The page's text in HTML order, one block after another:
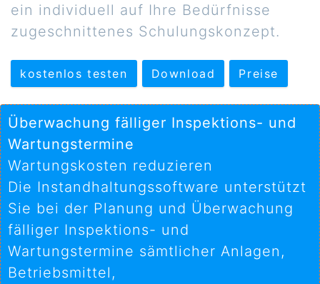
ein individuell auf Ihre Bedürfnisse
zugeschnittenes Schulungskonzept.
kostenlos testen Download Preise
Überwachung fälliger Inspektions- und
Wartungstermine
Wartungskosten reduzieren
Die Instandhaltungssoftware unterstützt
Sie bei der Planung und Überwachung
fälliger Inspektions- und
Wartungstermine sämtlicher Anlagen,
Betriebsmittel,